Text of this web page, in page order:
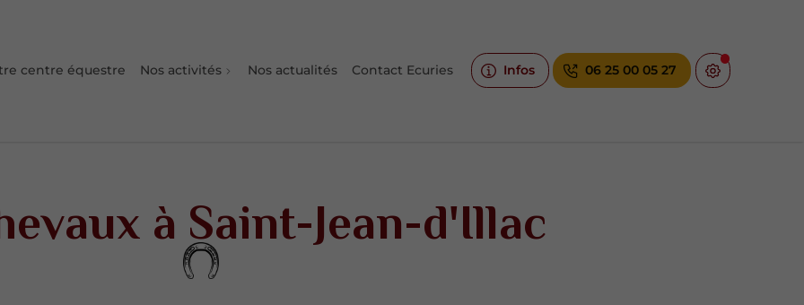
centre équestre Nos activités Nos actualités Contact Ecuries Infos 06 25 00 05 27
à Saint-Jean-d'Illac